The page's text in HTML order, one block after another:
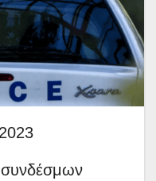
συνδέσμων